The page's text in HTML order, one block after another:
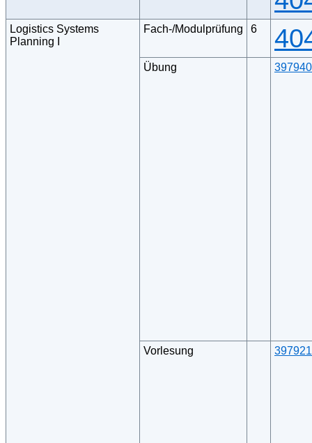
Logistics Systems
Planning I
Fach-/Modulprüfung 6
Übung 397940
Vorlesung 397921